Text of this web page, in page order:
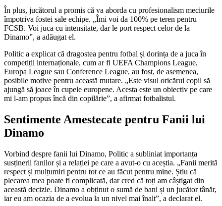
În plus, jucătorul a promis că va aborda cu profesionalism meciurile
împotriva fostei sale echipe. „Îmi voi da 100% pe teren pentru
FCSB. Voi juca cu intensitate, dar le port respect celor de la
Dinamo”, a adăugat el.
Politic a explicat că dragostea pentru fotbal și dorința de a juca în
competiții internaționale, cum ar fi UEFA Champions League,
Europa League sau Conference League, au fost, de asemenea,
posibile motive pentru această mutare. „Este visul oricărui copil să
ajungă să joace în cupele europene. Acesta este un obiectiv pe care
mi l-am propus încă din copilărie”, a afirmat fotbalistul.
Sentimente Amestecate pentru Fanii lui
Dinamo
Vorbind despre fanii lui Dinamo, Politic a subliniat importanța
susținerii fanilor și a relației pe care a avut-o cu aceștia. „Fanii merită
respect și mulțumiri pentru tot ce au făcut pentru mine. Știu că
plecarea mea poate fi complicată, dar cred că toți am câștigat din
această decizie. Dinamo a obținut o sumă de bani și un jucător tânăr,
iar eu am ocazia de a evolua la un nivel mai înalt”, a declarat el.